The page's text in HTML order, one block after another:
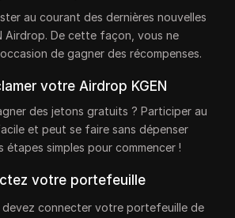
au courant des dernières nouvelles
Airdrop. De cette façon, vous ne
de gagner des récompenses.
votre Airdrop KGEN
des jetons gratuits ? Participer au
et peut se faire sans dépenser
étapes simples pour commencer !
votre portefeuille
devez connecter votre portefeuille de